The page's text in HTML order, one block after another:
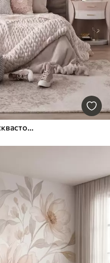
Нежно прозрачно перје у бресквасто-ружичастој измаглици са сјајем